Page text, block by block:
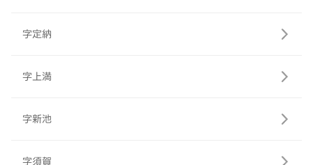
字定納
字上満
字新池
字須賀